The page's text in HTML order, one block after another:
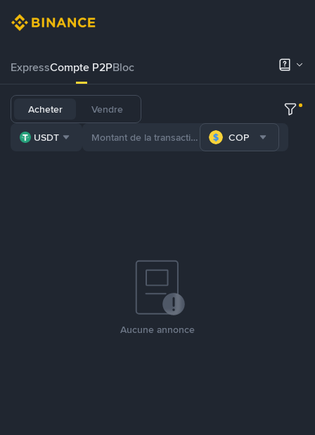
ExpressCompte P2PBloc
Acheter Vendre
USDT COP
Aucune annonce